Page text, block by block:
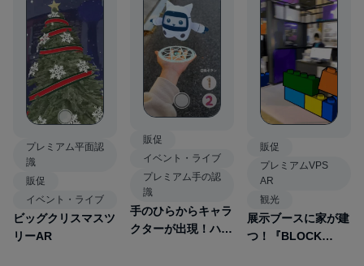
プレミアム平面認
識
販促
イベント・ライブ
ビッグクリスマスツ
リーAR
販促
イベント・ライブ
プレミアム手の認
識
手のひらからキャラ
クターが出現！ハン
販促
プレミアムVPS
AR
観光
展示ブースに家が建
つ！『BLOCK